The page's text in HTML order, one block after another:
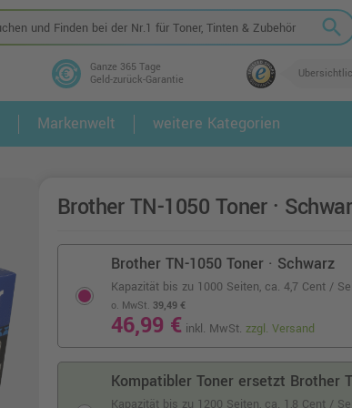
search
Ganze 365 Tage
Geld-zurück-Garantie
2.
Markenwelt weitere Kategorien
Brother TN-1050 Toner ·
Brother TN-1050 Toner · Schwarz
Kapazität bis zu 1000 Seiten, ca. 4,7 Cent /
o. MwSt. 39,49 €
46,99 € inkl. MwSt. zzgl. Versand
Kompatibler Toner ersetzt Brother
Kapazität bis zu 1200 Seiten, ca. 1,8 Cent /